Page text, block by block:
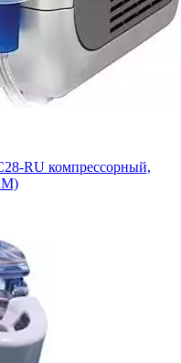
RU компрессорный,